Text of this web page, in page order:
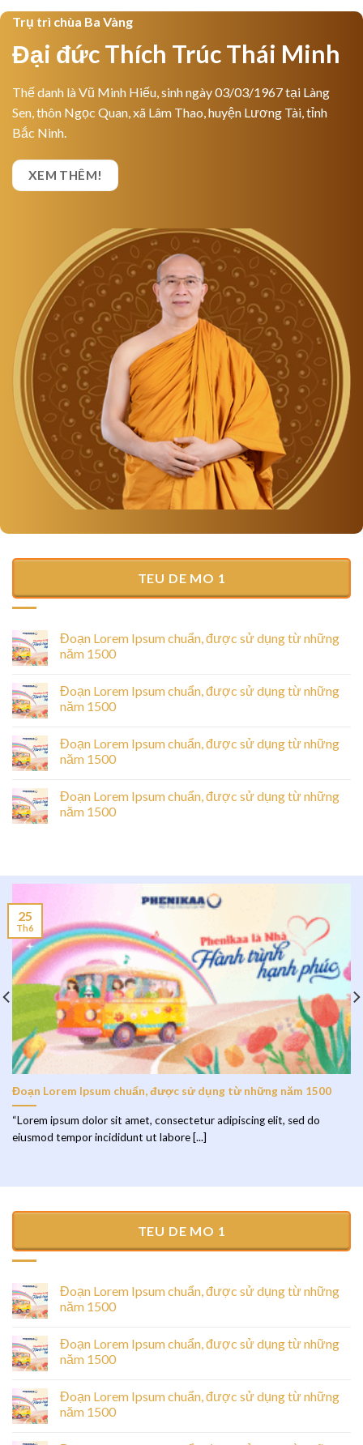
Trụ trì chùa Ba Vàng
Đại đức Thích Trúc Thái Minh
Thế danh là Vũ Minh Hiếu, sinh ngày 03/03/1967 tại Làng
Sen, thôn Ngọc Quan, xã Lâm Thao, huyện Lương Tài, tỉnh
Bắc Ninh.
XEM THÊM!
TEU DE MO 1
Đoạn Lorem Ipsum chuẩn, được sử dụng từ những
năm 1500
Đoạn Lorem Ipsum chuẩn, được sử dụng từ những
năm 1500
Đoạn Lorem Ipsum chuẩn, được sử dụng từ những
năm 1500
Đoạn Lorem Ipsum chuẩn, được sử dụng từ những
năm 1500
Đoạn Lorem Ipsum chuẩn, được sử dụng từ những năm 1500
“Lorem ipsum dolor sit amet, consectetur adipiscing elit, sed do
eiusmod tempor incididunt ut labore [...]
25
Th6
TEU DE MO 1
Đoạn Lorem Ipsum chuẩn, được sử dụng từ những
năm 1500
Đoạn Lorem Ipsum chuẩn, được sử dụng từ những
năm 1500
Đoạn Lorem Ipsum chuẩn, được sử dụng từ những
năm 1500